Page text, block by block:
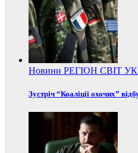
Новини РЕГІОН СВІТ
Зустріч “Коаліції охочих”